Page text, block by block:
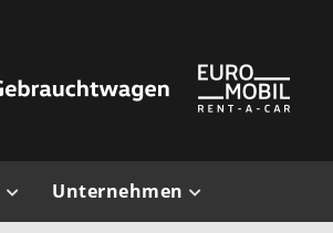
Unternehmen